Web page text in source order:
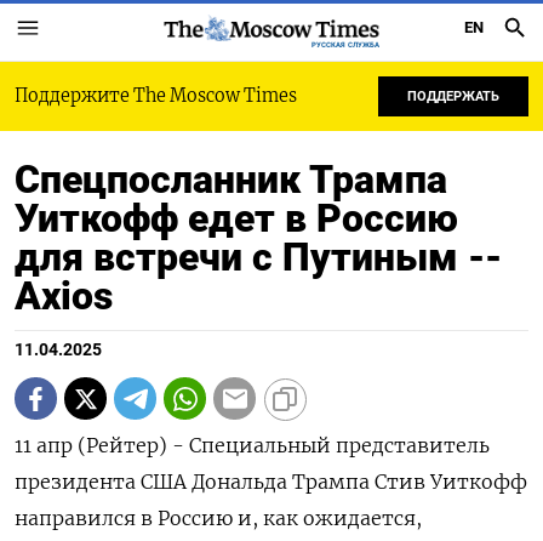
РУССКАЯ СЛУЖБА
EN
Поддержите The Moscow Times ПОДДЕРЖАТЬ
Спецпосланник Трампа
Уиткофф едет в Россию
для встречи с Путиным --
Axios
11.04.2025
11 апр (Рейтер) - Специальный представитель
президента США Дональда Трампа Стив Уиткофф
направился в Россию и, как ожидается,